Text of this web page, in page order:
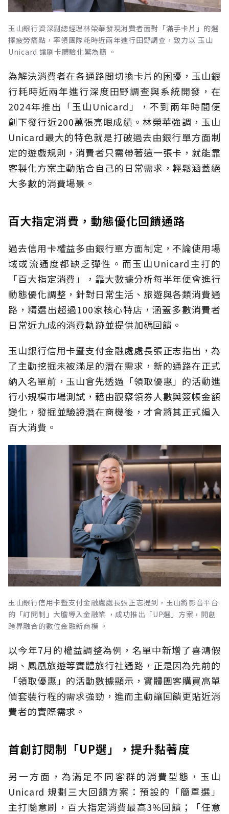
玉山銀行資深副總經理林榮華發現消費者面對「滿手卡片」的選
擇疲勞痛點，率領團隊耗時近兩年進行田野調查，致力以 玉山
Unicard 讓刷卡體驗化繁為簡 。
為解決消費者在各通路間切換卡片的困擾，玉山銀
行耗時近兩年進行深度田野調查與系統開發，在
2024年推出「玉山Unicard」，不到兩年時間便
創下發行近200萬張亮眼成績。林榮華強調，玉山
Unicard最大的特色就是打破過去由銀行單方面制
定的遊戲規則，消費者只需帶著這一張卡，就能靠
客製化方案主動貼合自己的日常需求，輕鬆涵蓋絕
大多數的消費場景。
百大指定消費，動態優化回饋通路
過去信用卡權益多由銀行單方面制定，不論使用場
域或流通度都缺乏彈性。而玉山Unicard主打的
「百大指定消費」，靠大數據分析每半年便會進行
動態優化調整，針對日常生活、旅遊與各類消費通
路，精選出超過100家核心特店，涵蓋多數消費者
日常近九成的消費軌跡並提供加碼回饋。
玉山銀行信用卡暨支付金融處處長張正志指出，為
了主動挖掘未被滿足的潛在需求，新的通路在正式
納入名單前，玉山會先透過「領取優惠」的活動進
行小規模市場測試，藉由觀察領券人數與簽帳金額
變化，發掘並驗證潛在商機後，才會將其正式編入
百大消費。
玉山銀行信用卡暨支付金融處處長張正志提到，玉山將影音平台
的「訂閱制」大膽導入金融業 ，成功推出「UP選」方案，開創
跨界融合的數位金融新商模 。
以今年7月的權益調整為例，名單中新增了喜鴻假
期、鳳凰旅遊等實體旅行社通路，正是因為先前的
「領取優惠」的活動數據顯示，實體團客購買高單
價套裝行程的需求強勁，進而主動讓回饋更貼近消
費者的實際需求。
首創訂閱制「UP選」，提升黏著度
另一方面，為滿足不同客群的消費型態，玉山
Unicard 規劃三大回饋方案：預設的「簡單選」
主打隨意刷，百大指定消費最高3%回饋；「任意